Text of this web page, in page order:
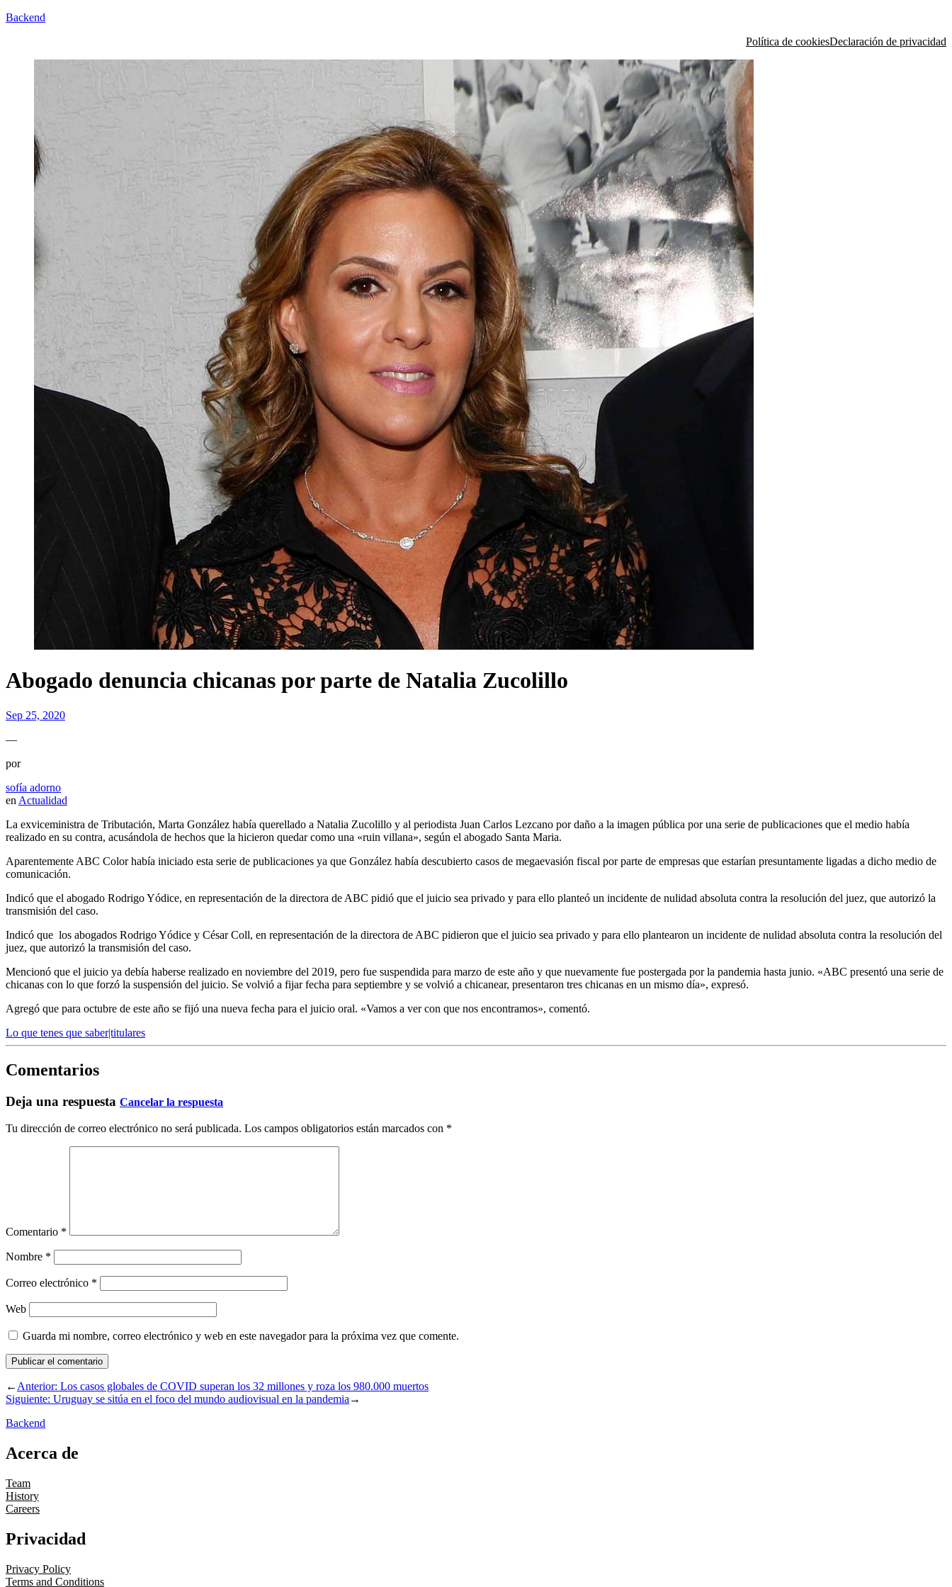
Backend
Política de cookiesDeclaración de privacidad
Abogado denuncia chicanas por parte de Natalia Zucolillo
Sep 25, 2020
—
por
sofía adorno
en Actualidad
La exviceministra de Tributación, Marta González había querellado a Natalia Zucolillo y al periodista Juan Carlos Lezcano por daño a la imagen pública por una serie de publicaciones que el medio había
realizado en su contra, acusándola de hechos que la hicieron quedar como una «ruin villana», según el abogado Santa Maria.
Aparentemente ABC Color había iniciado esta serie de publicaciones ya que González había descubierto casos de megaevasión fiscal por parte de empresas que estarían presuntamente ligadas a dicho medio de
comunicación.
Indicó que el abogado Rodrigo Yódice, en representación de la directora de ABC pidió que el juicio sea privado y para ello planteó un incidente de nulidad absoluta contra la resolución del juez, que autorizó la
transmisión del caso.
Indicó que los abogados Rodrigo Yódice y César Coll, en representación de la directora de ABC pidieron que el juicio sea privado y para ello plantearon un incidente de nulidad absoluta contra la resolución del
juez, que autorizó la transmisión del caso.
Mencionó que el juicio ya debía haberse realizado en noviembre del 2019, pero fue suspendida para marzo de este año y que nuevamente fue postergada por la pandemia hasta junio. «ABC presentó una serie de
chicanas con lo que forzó la suspensión del juicio. Se volvió a fijar fecha para septiembre y se volvió a chicanear, presentaron tres chicanas en un mismo día», expresó.
Agregó que para octubre de este año se fijó una nueva fecha para el juicio oral. «Vamos a ver con que nos encontramos», comentó.
Lo que tenes que saber|titulares
Comentarios
Deja una respuesta Cancelar la respuesta
Tu dirección de correo electrónico no será publicada. Los campos obligatorios están marcados con *
Comentario *
Nombre *
Correo electrónico *
Web
Guarda mi nombre, correo electrónico y web en este navegador para la próxima vez que comente.
←Anterior: Los casos globales de COVID superan los 32 millones y roza los 980.000 muertos
Siguiente: Uruguay se sitúa en el foco del mundo audiovisual en la pandemia→
Backend
Acerca de
Team
History
Careers
Privacidad
Privacy Policy
Terms and Conditions